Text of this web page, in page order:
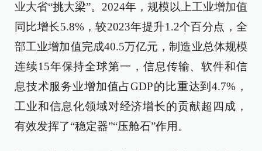
业大省“挑大梁”。2024年，规模以上工业增加值
同比增长5.8%，较2023年提升1.2个百分点，全
部工业增加值完成40.5万亿元，制造业总体规模
连续15年保持全球第一，信息传输、软件和信
息技术服务业增加值占GDP的比重达到4.7%，
工业和信息化领域对经济增长的贡献超四成，
有效发挥了“稳定器”“压舱石”作用。